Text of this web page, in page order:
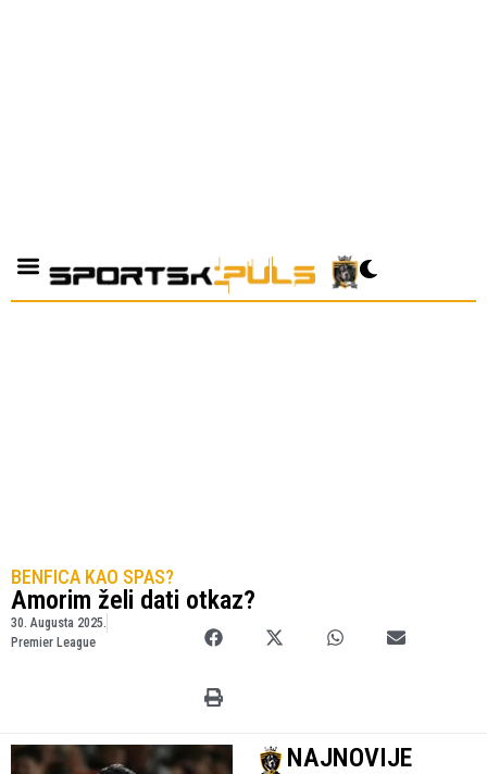
BENFICA KAO SPAS?
Amorim želi dati otkaz?
30. Augusta 2025.
Premier League
NAJNOVIJE